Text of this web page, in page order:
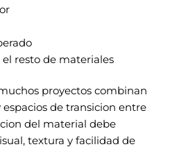
resto de materiales
proyectos combinan
de transicion entre
del material debe
textura y facilidad de